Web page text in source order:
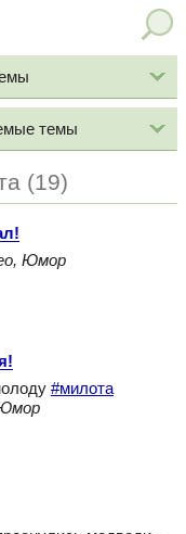
темы
(19)
Юмор
#милота